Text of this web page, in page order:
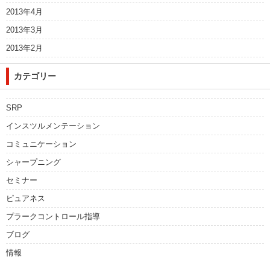
2013年4月
2013年3月
2013年2月
カテゴリー
SRP
インスツルメンテーション
コミュニケーション
シャープニング
セミナー
ピュアネス
プラークコントロール指導
ブログ
情報